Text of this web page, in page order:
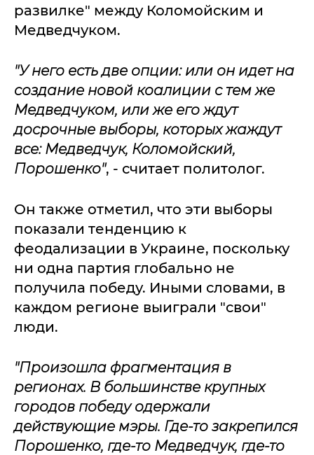
развилке" между Коломойским и
Медведчуком.
"У него есть две опции: или он идет на
создание новой коалиции с тем же
Медведчуком, или же его ждут
досрочные выборы, которых жаждут
все: Медведчук, Коломойский,
Порошенко", - считает политолог.
Он также отметил, что эти выборы
показали тенденцию к
феодализации в Украине, поскольку
ни одна партия глобально не
получила победу. Иными словами, в
каждом регионе выиграли "свои"
люди.
"Произошла фрагментация в
регионах. В большинстве крупных
городов победу одержали
действующие мэры. Где-то закрепился
Порошенко, где-то Медведчук, где-то